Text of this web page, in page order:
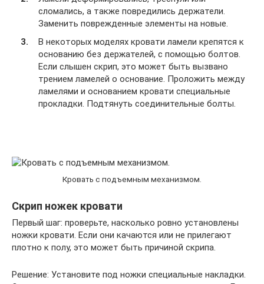
сломались, а также повредились держатели.
Заменить поврежденные элементы на новые.
В некоторых моделях кровати ламели крепятся к
основанию без держателей, с помощью болтов.
Если слышен скрип, это может быть вызвано
трением ламелей о основание. Проложить между
ламелями и основанием кровати специальные
прокладки. Подтянуть соединительные болты.
Кровать с подъемным механизмом.
Скрип ножек кровати
Первый шаг: проверьте, насколько ровно установлены
ножки кровати. Если они качаются или не прилегают
плотно к полу, это может быть причиной скрипа.
Решение: Установите под ножки специальные накладки.